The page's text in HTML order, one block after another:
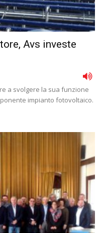
Avs investe
a svolgere la sua funzione
impianto fotovoltaico.